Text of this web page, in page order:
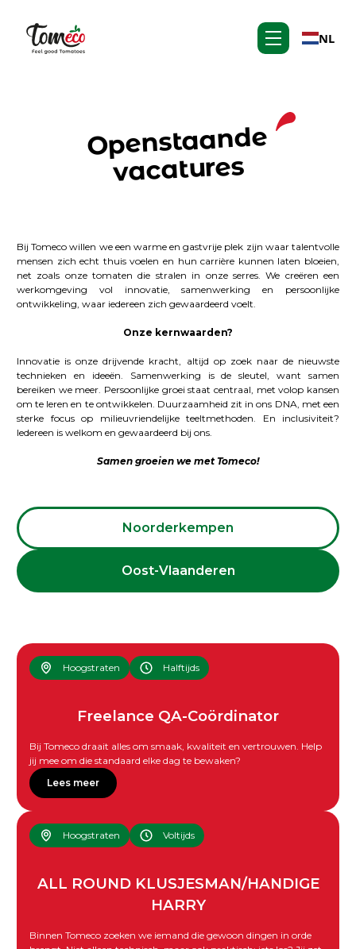
NL
Openstaande
vacatures
Bij Tomeco willen we een warme en gastvrije plek zijn waar talentvolle
mensen zich echt thuis voelen en hun carrière kunnen laten bloeien,
net zoals onze tomaten die stralen in onze serres. We creëren een
werkomgeving vol innovatie, samenwerking en persoonlijke
ontwikkeling, waar iedereen zich gewaardeerd voelt.
Onze kernwaarden?
Innovatie is onze drijvende kracht, altijd op zoek naar de nieuwste
technieken en ideeën. Samenwerking is de sleutel, want samen
bereiken we meer. Persoonlijke groei staat centraal, met volop kansen
om te leren en te ontwikkelen. Duurzaamheid zit in ons DNA, met een
sterke focus op milieuvriendelijke teeltmethoden. En inclusiviteit?
Iedereen is welkom en gewaardeerd bij ons.
Samen groeien we met Tomeco!
Noorderkempen
Oost-Vlaanderen
Hoogstraten Halftijds
Freelance QA-Coördinator
Bij Tomeco draait alles om smaak, kwaliteit en vertrouwen. Help
jij mee om die standaard elke dag te bewaken?
Lees meer
Hoogstraten Voltijds
ALL ROUND KLUSJESMAN/HANDIGE
HARRY
Binnen Tomeco zoeken we iemand die gewoon dingen in orde